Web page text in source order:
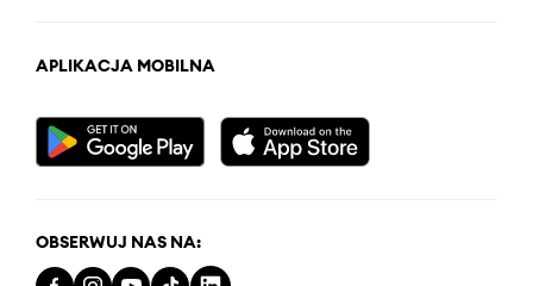
APLIKACJA MOBILNA
OBSERWUJ NAS NA: